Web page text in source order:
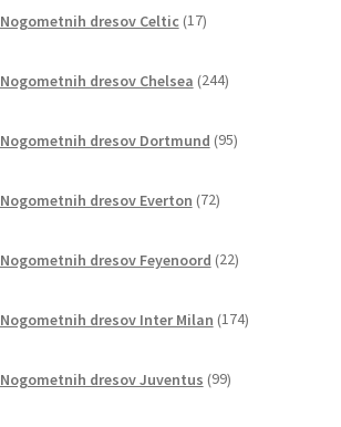
Nogometnih dresov Celtic 17izdelkov
Nogometnih dresov Chelsea 244izdelkov
Nogometnih dresov Dortmund 95izdelkov
Nogometnih dresov Everton 72izdelkov
Nogometnih dresov Feyenoord 22izdelkov
Nogometnih dresov Inter Milan 174izdelkov
Nogometnih dresov Juventus 99izdelkov